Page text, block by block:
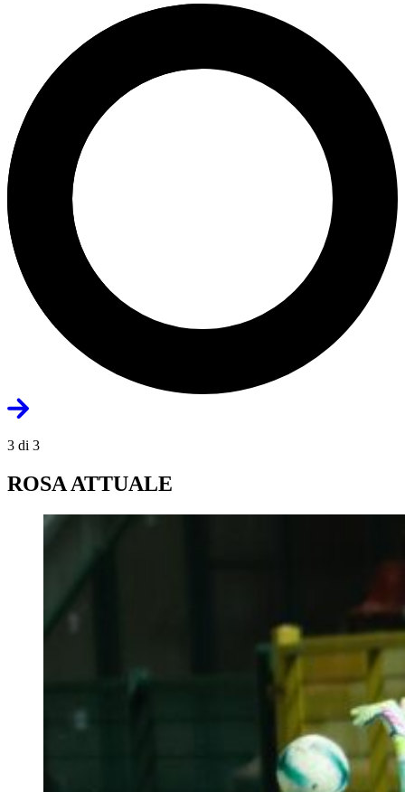
3 di 3
ROSA ATTUALE